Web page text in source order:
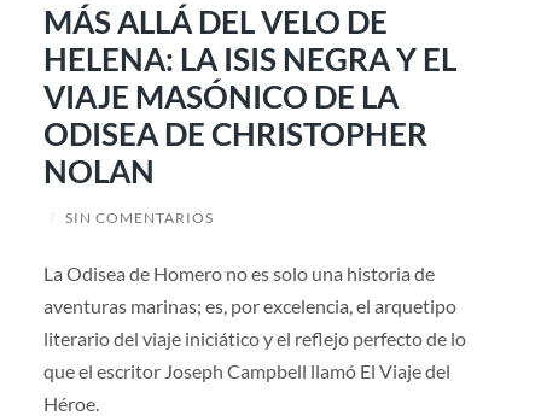
MÁS ALLÁ DEL VELO DE
HELENA: LA ISIS NEGRA Y EL
VIAJE MASÓNICO DE LA
ODISEA DE CHRISTOPHER
NOLAN
/ SIN COMENTARIOS
La Odisea de Homero no es solo una historia de
aventuras marinas; es, por excelencia, el arquetipo
literario del viaje iniciático y el reflejo perfecto de lo
que el escritor Joseph Campbell llamó El Viaje del
Héroe.